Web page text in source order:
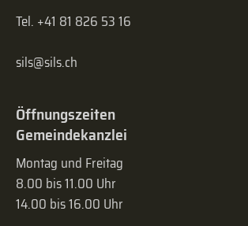
Tel. +41 81 826 53 16
sils@sils.ch
Öffnungszeiten
Gemeindekanzlei
Montag und Freitag
8.00 bis 11.00 Uhr
14.00 bis 16.00 Uhr